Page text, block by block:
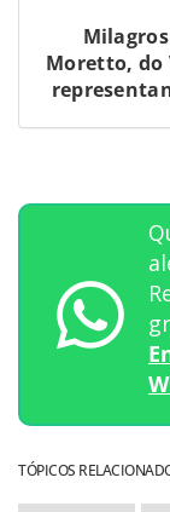
Moretto, do
TÓPICOS